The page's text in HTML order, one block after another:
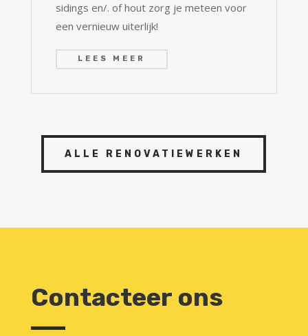
sidings en/. of hout zorg je meteen voor
een vernieuw uiterlijk!
LEES MEER
ALLE RENOVATIEWERKEN
Contacteer ons